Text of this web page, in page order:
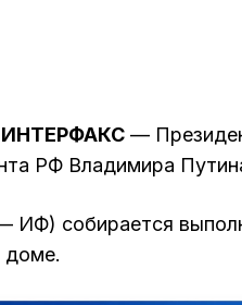
ИНТЕРФАКС —
РФ Владимира
собирается
доме.